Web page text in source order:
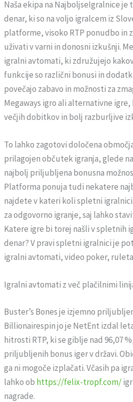
Naša ekipa na NajboljseIgralnice
denar, ki so na voljo igralcem iz
platforme, visoko RTP ponudbo in
uživati v varni in donosni izkušnji.
igralni avtomati, ki združujejo
funkcije so različni bonusi in
povečajo zabavo in možnosti za
Megaways igro ali alternativne
večjih dobitkov in bolj razburljive
To lahko zagotovi določena
prilagojen občutek igranja, glede
najbolj priljubljena bonusna
Platforma ponuja tudi nekatere
najdete v kateri koli spletni
za odgovorno igranje, saj lahko
Katere igre bi torej našli v spletnih
denar? V pravi spletni igralnici je
igralni avtomati, video poker,
Igralni avtomati z več plačilnimi
Buster’s Bones je izjemno
Billionairespin jo je NetEnt izdal
hitrosti RTP, ki se giblje nad 96,07
priljubljenih bonus iger v državi.
ga ni mogoče izplačati. Včasih pa
lahko ob https://felix-tropf.com/
nagrade.